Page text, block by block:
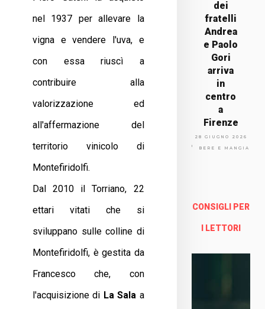
nel 1937 per allevare la
vigna e vendere l'uva, e
con essa riuscì a
contribuire alla
valorizzazione ed
all'affermazione del
territorio vinicolo di
Montefiridolfi.
Dal 2010 il Torriano, 22
ettari vitati che si
sviluppano sulle colline di
Montefiridolfi, è gestita da
Francesco che, con
l'acquisizione di La Sala a
dei
fratelli
Andrea
e Paolo
Gori
arriva
in
centro
a
Firenze
28 GIUGNO 2026
BERE E MANGIARE
CONSIGLI PER
I LETTORI
Via
Arno
nze
Enoteca Online e al dettaglio